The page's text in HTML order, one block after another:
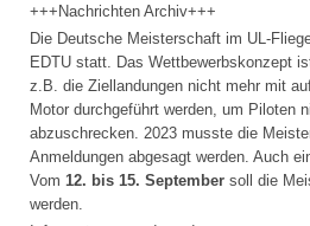
+++Nachrichten Archiv+++
Die Deutsche Meisterschaft im UL-
EDTU statt. Das Wettbewerbskonzept
z.B. die Ziellandungen nicht mehr mit
Motor durchgeführt werden, um Piloten
abzuschrecken. 2023 musste die
Anmeldungen abgesagt werden. Auch
Vom 12. bis 15. September soll die
werden.